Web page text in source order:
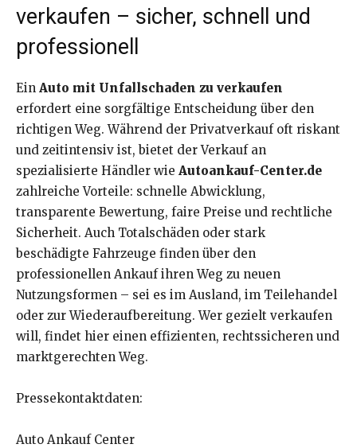
verkaufen – sicher, schnell und
professionell
Ein Auto mit Unfallschaden zu verkaufen
erfordert eine sorgfältige Entscheidung über den
richtigen Weg. Während der Privatverkauf oft riskant
und zeitintensiv ist, bietet der Verkauf an
spezialisierte Händler wie Autoankauf-Center.de
zahlreiche Vorteile: schnelle Abwicklung,
transparente Bewertung, faire Preise und rechtliche
Sicherheit. Auch Totalschäden oder stark
beschädigte Fahrzeuge finden über den
professionellen Ankauf ihren Weg zu neuen
Nutzungsformen – sei es im Ausland, im Teilehandel
oder zur Wiederaufbereitung. Wer gezielt verkaufen
will, findet hier einen effizienten, rechtssicheren und
marktgerechten Weg.
Pressekontaktdaten:
Auto Ankauf Center